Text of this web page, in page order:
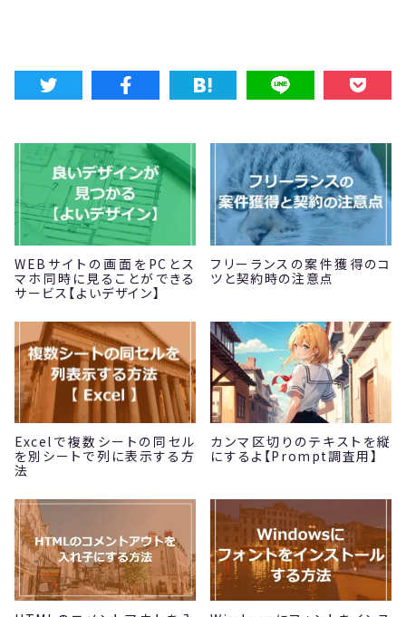
WEBサイトの画面をPCとス
マホ同時に見ることができる
サービス【よいデザイン】
フリーランスの案件獲得のコ
ツと契約時の注意点
Excelで複数シートの同セル
を別シートで列に表示する方
法
カンマ区切りのテキストを縦
にするよ【Prompt調査用】